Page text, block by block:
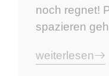
noch regnet!
spazieren
weiterlesen